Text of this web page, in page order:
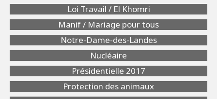
Loi Travail / El Khomri
Manif / Mariage pour tous
Notre-Dame-des-Landes
Nucléaire
Présidentielle 2017
Protection des animaux